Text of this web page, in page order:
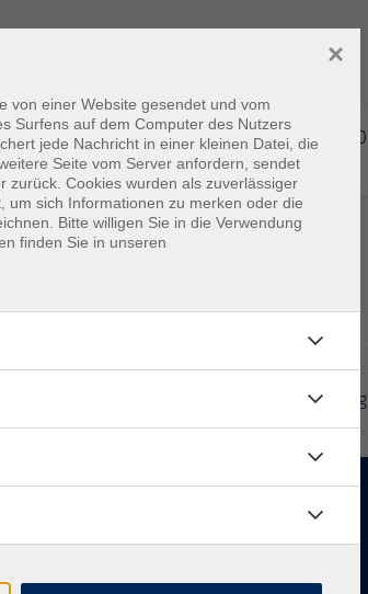
Mi. 15.04.2026 18:30
Frensdorf
Widerrufsbelehrung
Gesellschaft Startseite
von einer Website gesendet und vom
Surfens auf dem Computer des Nutzers
jede Nachricht in einer kleinen Datei, die
Seite vom Server anfordern, sendet
zurück. Cookies wurden als zuverlässiger
um sich Informationen zu merken oder die
Bitte willigen Sie in die Verwendung
finden Sie in unseren
×